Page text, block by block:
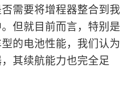
需要将增程器整合到我
但就目前而言，特别是
的电池性能，我们认为
其续航能力也完全足